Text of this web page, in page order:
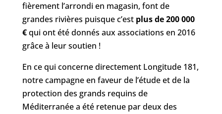
fièrement l’arrondi en magasin, font de
grandes rivières puisque c’est plus de 200 000
€qui ont été donnés aux associations en 2016
grâce à leur soutien !
En ce qui concerne directement Longitude 181,
notre campagne en faveur de l’étude et de la
protection des grands requins de
Méditerranée a été retenue par deux des